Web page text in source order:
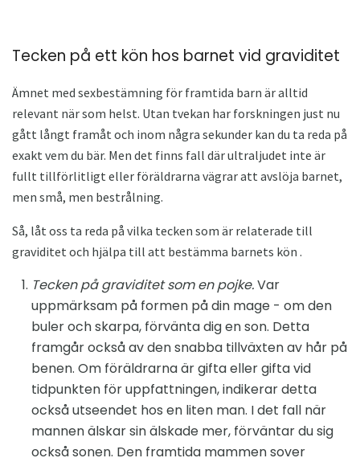
Tecken på ett kön hos barnet vid graviditet
Ämnet med sexbestämning för framtida barn är alltid
relevant när som helst. Utan tvekan har forskningen just nu
gått långt framåt och inom några sekunder kan du ta reda på
exakt vem du bär. Men det finns fall där ultraljudet inte är
fullt tillförlitligt eller föräldrarna vägrar att avslöja barnet,
men små, men bestrålning.
Så, låt oss ta reda på vilka tecken som är relaterade till
graviditet och hjälpa till att bestämma barnets kön .
Tecken på graviditet som en pojke.Var
uppmärksam på formen på din mage - om den
buler och skarpa, förvänta dig en son. Detta
framgår också av den snabba tillväxten av hår på
benen. Om föräldrarna är gifta eller gifta vid
tidpunkten för uppfattningen, indikerar detta
också utseendet hos en liten man. I det fall när
mannen älskar sin älskade mer, förväntar du sig
också sonen. Den framtida mammen sover